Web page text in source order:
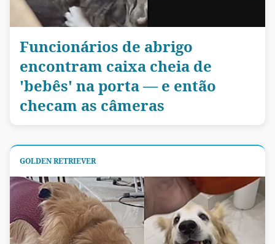
Funcionários de abrigo
encontram caixa cheia de
'bebês' na porta — e então
checam as câmeras
GOLDEN RETRIEVER